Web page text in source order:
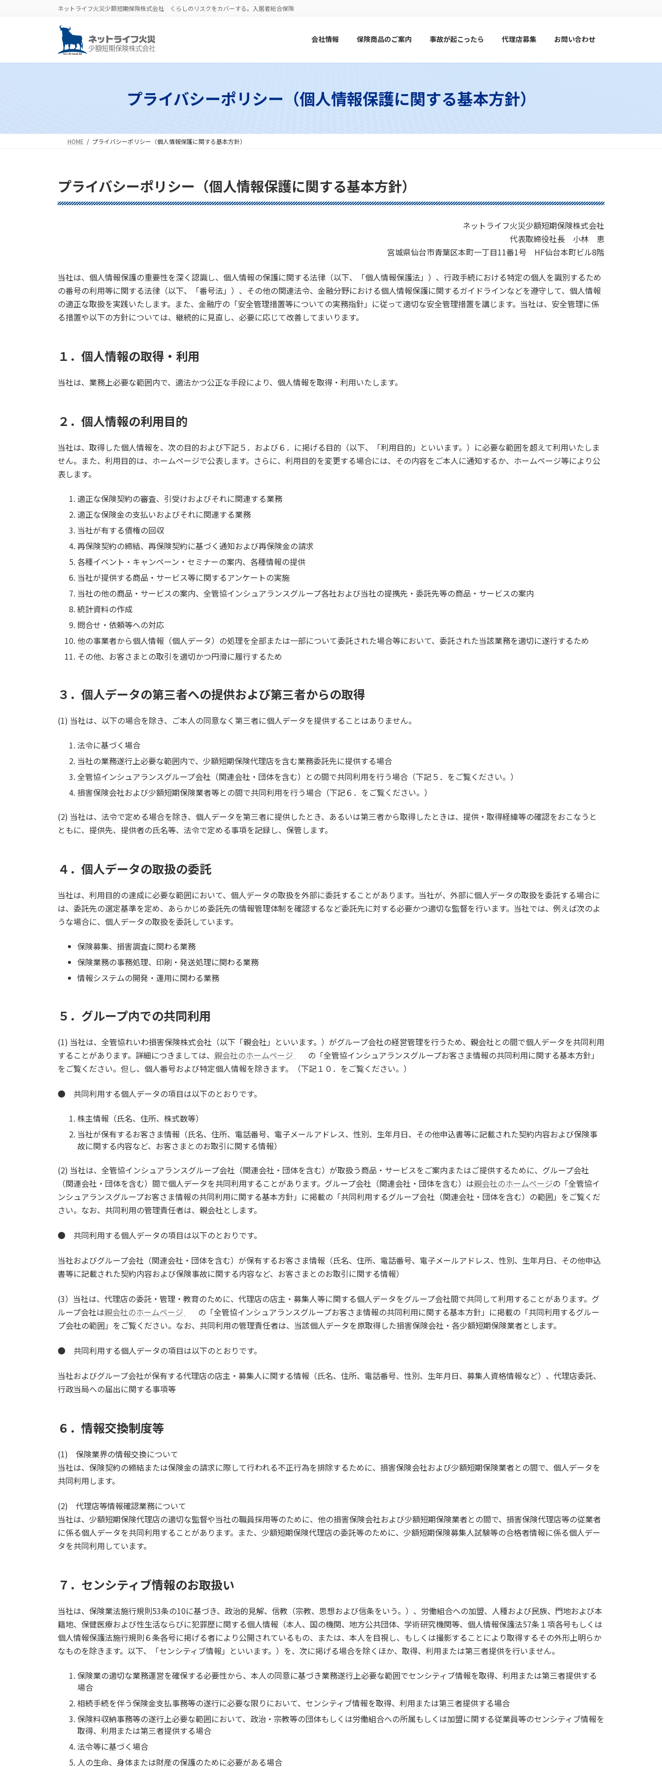
へ
ョ
ネットライフ火災少額短期保険株式会社 くらしのリスクをカバーする。入居者総合保険
会社情報 保険商品のご案内 事故が起こったら 代理店募集 お問い合わせ
プライバシーポリシー（個人情報保護に関する基本方針）
HOME プライバシーポリシー（個人情報保護に関する基本方針）
プライバシーポリシー（個人情報保護に関する基本方針）
ネットライフ火災少額短期保険株式会社
代表取締役社長 小林 恵
宮城県仙台市青葉区本町一丁目11番1号 HF仙台本町ビル8階
当社は、個人情報保護の重要性を深く認識し、個人情報の保護に関する法律（以下、「個人情報保護法」）、行政手続における特定の個人を識別するため
の番号の利用等に関する法律（以下、「番号法」）、その他の関連法令、金融分野における個人情報保護に関するガイドラインなどを遵守して、個人情報
の適正な取扱を実践いたします。また、金融庁の「安全管理措置等についての実務指針」に従って適切な安全管理措置を講じます。当社は、安全管理に係
る措置や以下の方針については、継続的に見直し、必要に応じて改善してまいります。
１．個人情報の取得・利用
当社は、業務上必要な範囲内で、適法かつ公正な手段により、個人情報を取得・利用いたします。
２．個人情報の利用目的
当社は、取得した個人情報を、次の目的および下記５．および６．に掲げる目的（以下、「利用目的」といいます。）に必要な範囲を超えて利用いたしま
せん。また、利用目的は、ホームページで公表します。さらに、利用目的を変更する場合には、その内容をご本人に通知するか、ホームページ等により公
表します。
適正な保険契約の審査、引受けおよびそれに関連する業務
適正な保険金の支払いおよびそれに関連する業務
当社が有する債権の回収
再保険契約の締結、再保険契約に基づく通知および再保険金の請求
各種イベント・キャンペーン・セミナーの案内、各種情報の提供
当社が提供する商品・サービス等に関するアンケートの実施
当社の他の商品・サービスの案内、全管協インシュアランスグループ各社および当社の提携先・委託先等の商品・サービスの案内
統計資料の作成
問合せ・依頼等への対応
他の事業者から個人情報（個人データ）の処理を全部または一部について委託された場合等において、委託された当該業務を適切に遂行するため
その他、お客さまとの取引を適切かつ円滑に履行するため
３．個人データの第三者への提供および第三者からの取得
(1) 当社は、以下の場合を除き、ご本人の同意なく第三者に個人データを提供することはありません。
法令に基づく場合
当社の業務遂行上必要な範囲内で、少額短期保険代理店を含む業務委託先に提供する場合
全管協インシュアランスグループ会社（関連会社・団体を含む）との間で共同利用を行う場合（下記５．をご覧ください。）
損害保険会社および少額短期保険業者等との間で共同利用を行う場合（下記６．をご覧ください。）
(2) 当社は、法令で定める場合を除き、個人データを第三者に提供したとき、あるいは第三者から取得したときは、提供・取得経緯等の確認をおこなうと
ともに、提供先、提供者の氏名等、法令で定める事項を記録し、保管します。
４．個人データの取扱の委託
当社は、利用目的の達成に必要な範囲において、個人データの取扱を外部に委託することがあります。当社が、外部に個人データの取扱を委託する場合に
は、委託先の選定基準を定め、あらかじめ委託先の情報管理体制を確認するなど委託先に対する必要かつ適切な監督を行います。当社では、例えば次のよ
うな場合に、個人データの取扱を委託しています。
保険募集、損害調査に関わる業務
保険業務の事務処理、印刷・発送処理に関わる業務
情報システムの開発・運用に関わる業務
５．グループ内での共同利用
(1) 当社は、全管協れいわ損害保険株式会社（以下「親会社」といいます。）がグループ会社の経営管理を行うため、親会社との間で個人データを共同利用
することがあります。詳細につきましては、 親会社のホームページ
の「全管協インシュアランスグループお客さま情報の共同利用に関する基本方針」
をご覧ください。但し、個人番号および特定個人情報を除きます。（下記１０．をご覧ください。）
● 共同利用する個人データの項目は以下のとおりです。
株主情報（氏名、住所、株式数等）
当社が保有するお客さま情報（氏名、住所、電話番号、電子メールアドレス、性別、生年月日、その他申込書等に記載された契約内容および保険事
故に関する内容など、お客さまとのお取引に関する情報）
(2) 当社は、全管協インシュアランスグループ会社（関連会社・団体を含む）が取扱う商品・サービスをご案内またはご提供するために、グループ会社
（関連会社・団体を含む）間で個人データを共同利用することがあります。グループ会社（関連会社・団体を含む）は親会社のホームページの「全管協イ
ンシュアランスグループお客さま情報の共同利用に関する基本方針」に掲載の「共同利用するグループ会社（関連会社・団体を含む）の範囲」をご覧くだ
さい。なお、共同利用の管理責任者は、親会社とします。
● 共同利用する個人データの項目は以下のとおりです。
当社およびグループ会社（関連会社・団体を含む）が保有するお客さま情報（氏名、住所、電話番号、電子メールアドレス、性別、生年月日、その他申込
書等に記載された契約内容および保険事故に関する内容など、お客さまとのお取引に関する情報）
(3）当社は、代理店の委託・管理・教育のために、代理店の店主・募集人等に関する個人データをグループ会社間で共同して利用することがあります。グ
ループ会社は親会社のホームページ
の「全管協インシュアランスグループお客さま情報の共同利用に関する基本方針」に掲載の「共同利用するグルー
プ会社の範囲」をご覧ください。なお、共同利用の管理責任者は、当該個人データを原取得した損害保険会社・各少額短期保険業者とします。
● 共同利用する個人データの項目は以下のとおりです。
当社およびグループ会社が保有する代理店の店主・募集人に関する情報（氏名、住所、電話番号、性別、生年月日、募集人資格情報など）、代理店委託、
行政当局への届出に関する事項等
６．情報交換制度等
(1) 保険業界の情報交換について
当社は、保険契約の締結または保険金の請求に際して行われる不正行為を排除するために、損害保険会社および少額短期保険業者との間で、個人データを
共同利用します。
(2) 代理店等情報確認業務について
当社は、少額短期保険代理店の適切な監督や当社の職員採用等のために、他の損害保険会社および少額短期保険業者との間で、損害保険代理店等の従業者
に係る個人データを共同利用することがあります。また、少額短期保険代理店の委託等のために、少額短期保険募集人試験等の合格者情報に係る個人デー
タを共同利用しています。
７．センシティブ情報のお取扱い
当社は、保険業法施行規則53条の10に基づき、政治的見解、信教（宗教、思想および信条をいう。）、労働組合への加盟、人種および民族、門地および本
籍地、保健医療および性生活ならびに犯罪歴に関する個人情報（本人、国の機関、地方公共団体、学術研究機関等、個人情報保護法57条１項各号もしくは
個人情報保護法施行規則６条各号に掲げる者により公開されているもの、または、本人を目視し、もしくは撮影することにより取得するその外形上明らか
なものを除きます。以下、「センシティブ情報」といいます。）を、次に掲げる場合を除くほか、取得、利用または第三者提供を行いません。
保険業の適切な業務運営を確保する必要性から、本人の同意に基づき業務遂行上必要な範囲でセンシティブ情報を取得、利用または第三者提供する
場合
相続手続を伴う保険金支払事務等の遂行に必要な限りにおいて、センシティブ情報を取得、利用または第三者提供する場合
保険料収納事務等の遂行上必要な範囲において、政治・宗教等の団体もしくは労働組合への所属もしくは加盟に関する従業員等のセンシティブ情報を
取得、利用または第三者提供する場合
法令等に基づく場合
人の生命、身体または財産の保護のために必要がある場合